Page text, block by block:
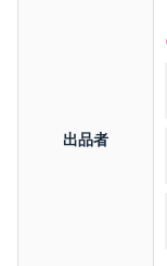
出品者